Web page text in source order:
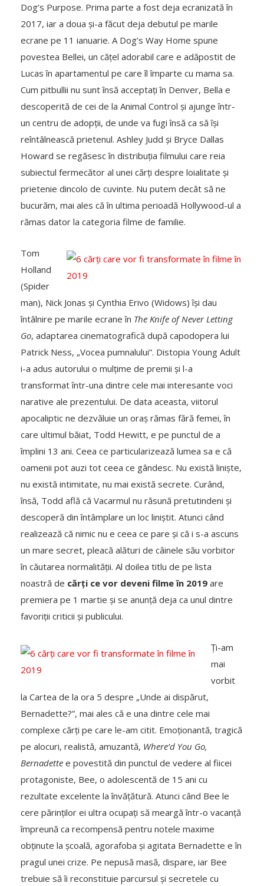
Dog’s Purpose. Prima parte a fost deja ecranizată în
2017, iar a doua și-a făcut deja debutul pe marile
ecrane pe 11 ianuarie. A Dog’s Way Home spune
povestea Bellei, un cățel adorabil care e adăpostit de
Lucas în apartamentul pe care îl împarte cu mama sa.
Cum pitbullii nu sunt însă acceptați în Denver, Bella e
descoperită de cei de la Animal Control și ajunge într-
un centru de adopții, de unde va fugi însă ca să își
reîntâlnească prietenul. Ashley Judd și Bryce Dallas
Howard se regăsesc în distribuția filmului care reia
subiectul fermecător al unei cărți despre loialitate și
prietenie dincolo de cuvinte. Nu putem decât să ne
bucurăm, mai ales că în ultima perioadă Hollywood-ul a
rămas dator la categoria filme de familie.
Tom
Holland
(Spider
man), Nick Jonas și Cynthia Erivo (Widows) își dau
întâlnire pe marile ecrane în The Knife of Never Letting
Go, adaptarea cinematografică după capodopera lui
Patrick Ness, „Vocea pumnalului”. Distopia Young Adult
i-a adus autorului o mulțime de premii și l-a
transformat într-una dintre cele mai interesante voci
narative ale prezentului. De data aceasta, viitorul
apocaliptic ne dezvăluie un oraș rămas fără femei, în
care ultimul băiat, Todd Hewitt, e pe punctul de a
împlini 13 ani. Ceea ce particularizează lumea sa e că
oamenii pot auzi tot ceea ce gândesc. Nu există liniște,
nu există intimitate, nu mai există secrete. Curând,
însă, Todd află că Vacarmul nu răsună pretutindeni și
descoperă din întâmplare un loc liniștit. Atunci când
realizează că nimic nu e ceea ce pare și că i s-a ascuns
un mare secret, pleacă alături de câinele său vorbitor
în căutarea normalității. Al doilea titlu de pe lista
noastră de cărți ce vor deveni filme în 2019 are
premiera pe 1 martie și se anunță deja ca unul dintre
favoriții criticii și publicului.
Ți-am
mai
vorbit
la Cartea de la ora 5 despre „Unde ai dispărut,
Bernadette?”, mai ales că e una dintre cele mai
complexe cărți pe care le-am citit. Emoționantă, tragică
pe alocuri, realistă, amuzantă, Where’d You Go,
Bernadette e povestită din punctul de vedere al fiicei
protagoniste, Bee, o adolescentă de 15 ani cu
rezultate excelente la învățătură. Atunci când Bee le
cere părinților ei ultra ocupați să meargă într-o vacanță
împreună ca recompensă pentru notele maxime
obținute la școală, agorafoba și agitata Bernadette e în
pragul unei crize. Pe nepusă masă, dispare, iar Bee
trebuie să îi reconstituie parcursul și secretele cu